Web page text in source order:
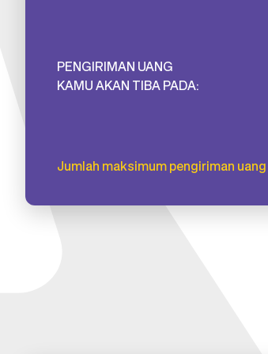
PENGIRIMAN UANG
KAMU AKAN TIBA PADA:
Jumlah maksimum pengiriman